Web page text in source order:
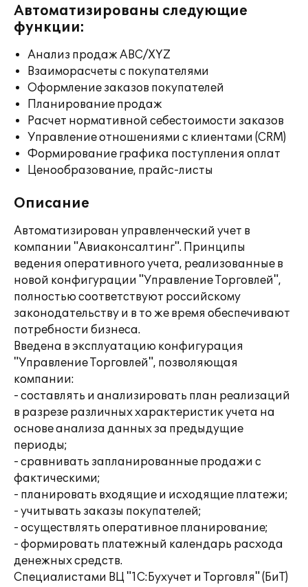
Автоматизированы следующие
функции:
Анализ продаж ABC/XYZ
Взаиморасчеты с покупателями
Оформление заказов покупателей
Планирование продаж
Расчет нормативной себестоимости заказов
Управление отношениями с клиентами (CRM)
Формирование графика поступления оплат
Ценообразование, прайс-листы
Описание
Автоматизирован управленческий учет в
компании "Авиаконсалтинг". Принципы
ведения оперативного учета, реализованные в
новой конфигурации "Управление Торговлей",
полностью соответствуют российскому
законодательству и в то же время обеспечивают
потребности бизнеса.
Введена в эксплуатацию конфигурация
"Управление Торговлей", позволяющая
компании:
- составлять и анализировать план реализаций
в разрезе различных характеристик учета на
основе анализа данных за предыдущие
периоды;
- сравнивать запланированные продажи с
фактическими;
- планировать входящие и исходящие платежи;
- учитывать заказы покупателей;
- осуществлять оперативное планирование;
- формировать платежный календарь расхода
денежных средств.
Специалистами ВЦ "1С:Бухучет и Торговля" (БиТ)